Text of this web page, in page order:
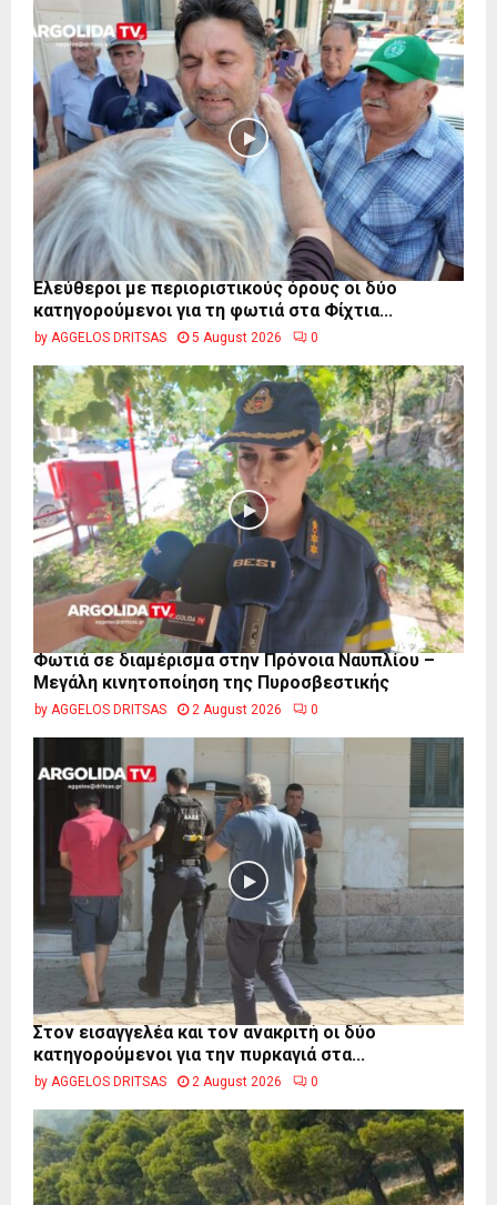
Ελεύθεροι με περιοριστικούς όρους οι δύο
κατηγορούμενοι για τη φωτιά στα Φίχτια...
by AGGELOS DRITSAS 5 August 2026 0
Φωτιά σε διαμέρισμα στην Πρόνοια Ναυπλίου –
Μεγάλη κινητοποίηση της Πυροσβεστικής
by AGGELOS DRITSAS 2 August 2026 0
Στον εισαγγελέα και τον ανακριτή οι δύο
κατηγορούμενοι για την πυρκαγιά στα...
by AGGELOS DRITSAS 2 August 2026 0